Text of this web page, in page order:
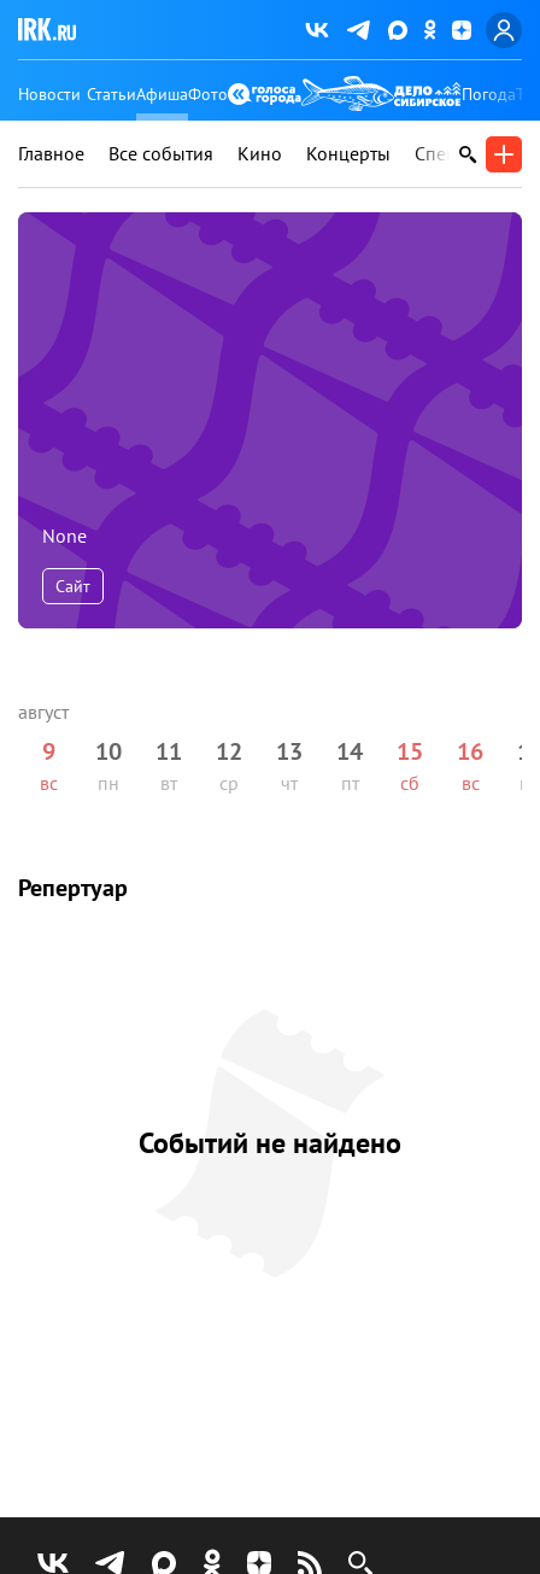
Новости СтатьиАфишаФото Погода
Главное Все события Кино Концерты Спектакли
None
Сайт
9
вс
10
пн
11
вт
12
ср
13
чт
14
пт
15
сб
16
вс пн
Репертуар
Событий не найдено